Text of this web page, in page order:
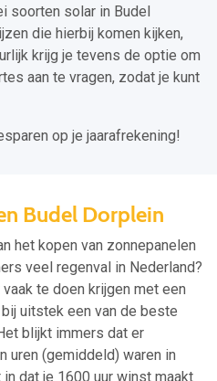
soorten solar in Budel
die hierbij komen kijken,
krijg je tevens de optie om
aan te vragen, zodat je kunt
op je jaarafrekening!
Budel Dorplein
het kopen van zonnepanelen
veel regenval in Nederland?
te doen krijgen met een
uitstek een van de beste
blijkt immers dat er
uren (gemiddeld) waren in
dat je 1600 uur winst maakt